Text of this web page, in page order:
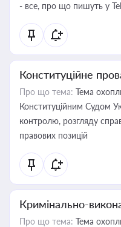
- все, про що пишуть у
Конституційне
Про що тема: Тема
Конституційним Судом
контролю, розгляду
правових позицій
Кримінально-
Про що тема: Тема